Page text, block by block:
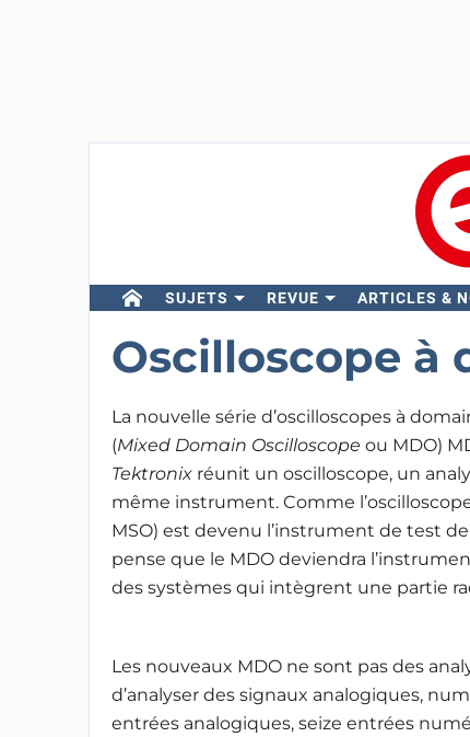
SUJETS REVUE ARTICLES &
Oscilloscope à
La nouvelle série d’oscilloscopes à
(Mixed Domain Oscilloscope ou MDO)
Tektronixréunit un oscilloscope, un
même instrument. Comme
MSO) est devenu l’instrument de test
pense que le MDO deviendra
des systèmes qui intègrent une partie
Les nouveaux MDO ne sont pas des
d’analyser des signaux analogiques,
entrées analogiques, seize entrées